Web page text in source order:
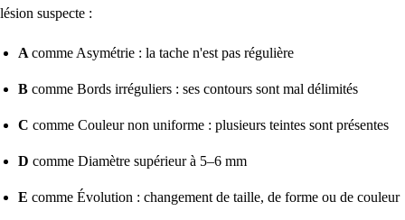
lésion suspecte :
A comme Asymétrie : la tache n'est pas régulière
B comme Bords irréguliers : ses contours sont mal délimités
C comme Couleur non uniforme : plusieurs teintes sont présentes
D comme Diamètre supérieur à 5–6 mm
E comme Évolution : changement de taille, de forme ou de couleur